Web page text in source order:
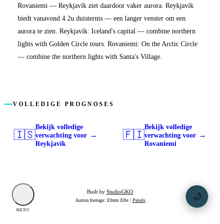
Rovaniemi — Reykjavík ziet daardoor vaker aurora. Reykjavík
biedt vanavond 4.2u duisternis — een langer venster om een
aurora te zien. Reykjavík: Iceland's capital — combine northern
lights with Golden Circle tours. Rovaniemi: On the Arctic Circle
— combine the northern lights with Santa's Village.
VOLLEDIGE PROGNOSES
🇮🇸
Bekijk volledige
verwachting voor
Reykjavík
→ 🇫🇮
Bekijk volledige
verwachting voor
Rovaniemi
→
Built by StudioGKO
Aurora footage: Efrem Efre / Pexels 🌙
MENU